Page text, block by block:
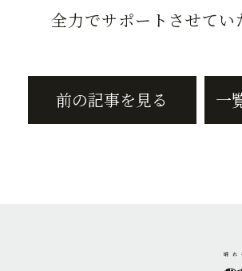
全力でサポートさせてい
前の記事を見る 一